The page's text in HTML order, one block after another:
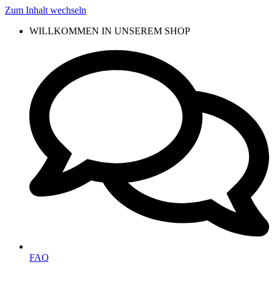
Zum Inhalt wechseln
WILLKOMMEN IN UNSEREM SHOP
FAQ